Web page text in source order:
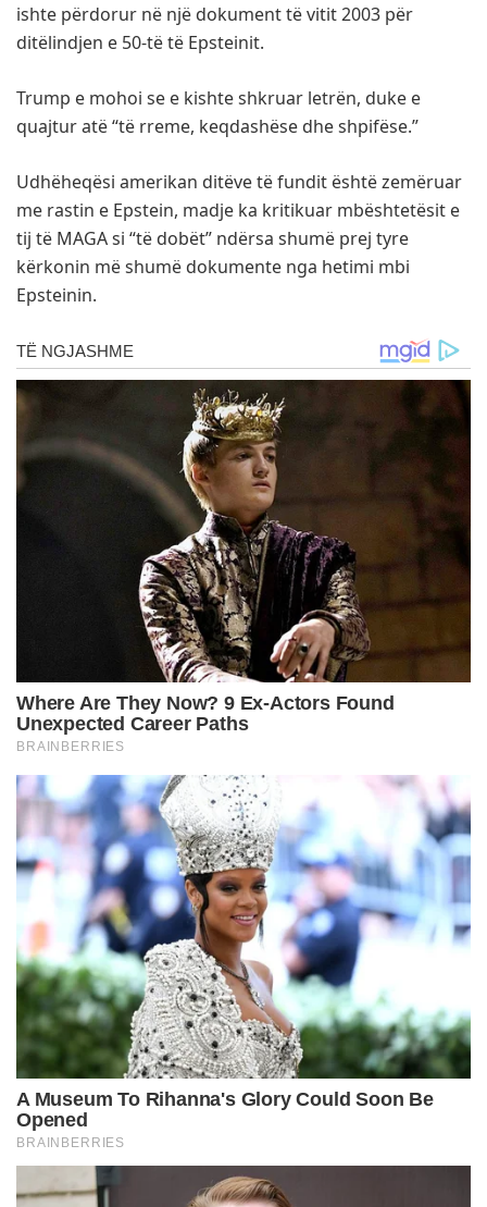
ishte përdorur në një dokument të vitit 2003 për
ditëlindjen e 50-të të Epsteinit.
Trump e mohoi se e kishte shkruar letrën, duke e
quajtur atë “të rreme, keqdashëse dhe shpifëse.”
Udhëheqësi amerikan ditëve të fundit është zemëruar
me rastin e Epstein, madje ka kritikuar mbështetësit e
tij të MAGA si “të dobët” ndërsa shumë prej tyre
kërkonin më shumë dokumente nga hetimi mbi
Epsteinin.